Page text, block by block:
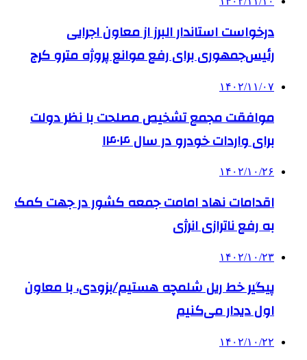
درخواست استاندار البرز از معاون اجرایی
رئیس‌جمهوری برای رفع موانع پروژه مترو کرج
۱۴۰۲/۱۱/۰۷
موافقت مجمع تشخیص مصلحت با نظر دولت
برای واردات خودرو در سال ۱۴۰۴
۱۴۰۲/۱۰/۲۶
اقدامات نهاد امامت جمعه کشور در جهت کمک
به رفع ناترازی انرژی
۱۴۰۲/۱۰/۲۳
پیگیر خط ریل شلمچه هستیم/بزودی، با معاون
اول دیدار می‌کنیم
۱۴۰۲/۱۰/۲۲